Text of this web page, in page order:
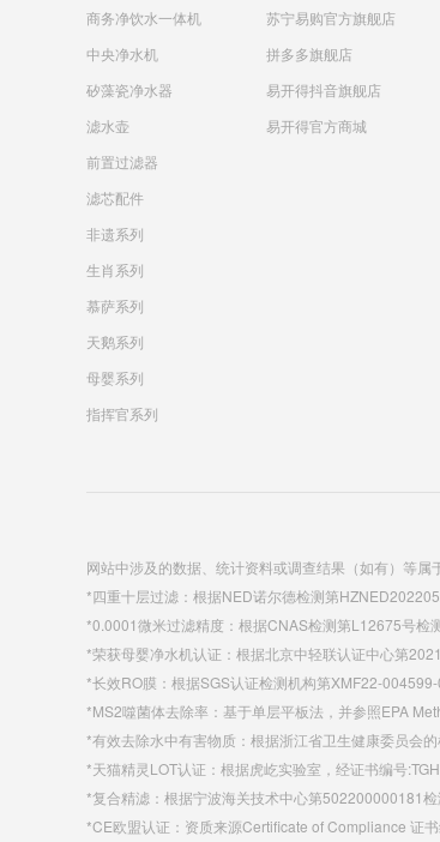
商务净饮水一体机
中央净水机
矽藻瓷净水器
滤水壶
前置过滤器
滤芯配件
非遗系列
生肖系列
慕萨系列
天鹅系列
母婴系列
指挥官系列
苏宁易购官方旗舰店
拼多多旗舰店
易开得抖音旗舰店
易开得官方商城
网站中涉及的数据、统计资料或调查结果（如有）等属
*四重十层过滤：根据NED诺尔德检测第
*0.0001微米过滤精度：根据CNAS检测第L12675号检
*荣获母婴净水机认证：根据北京中轻联认证中心第
*长效RO膜：根据SGS认证检测机构第XMF22-
*MS2噬菌体去除率：基于单层平板法，并参照EPA
*有效去除水中有害物质：根据浙江省卫生健康委员会
*天猫精灵LOT认证：根据虎屹实验室，经证书编号
*复合精滤：根据宁波海关技术中心第502200000181
*CE欧盟认证：资质来源Certificate of Compliance 证